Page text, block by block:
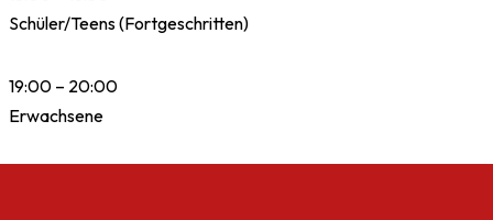
Schüler/Teens (Fortgeschritten)
19:00 – 20:00
Erwachsene